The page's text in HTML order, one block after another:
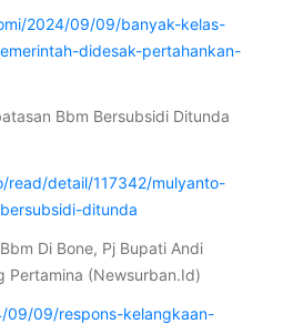
2024/09/09/banyak-kelas-
didesak-pertahankan-
Bbm Bersubsidi Ditunda
read/detail/117342/mulyanto-
ditunda
Di Bone, Pj Bupati Andi
Pertamina (Newsurban.Id)
09/09/respons-kelangkaan-